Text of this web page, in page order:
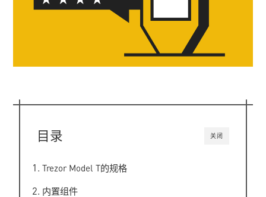
关闭
目录
Trezor Model T的规格
内置组件